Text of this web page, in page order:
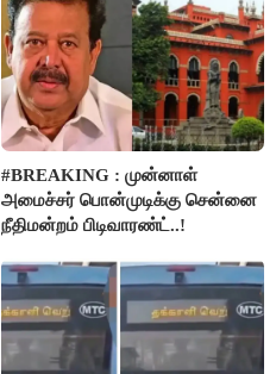
#BREAKING : முன்னாள்
அமைச்சர் பொன்முடிக்கு சென்னை
நீதிமன்றம் பிடிவாரண்ட்..!